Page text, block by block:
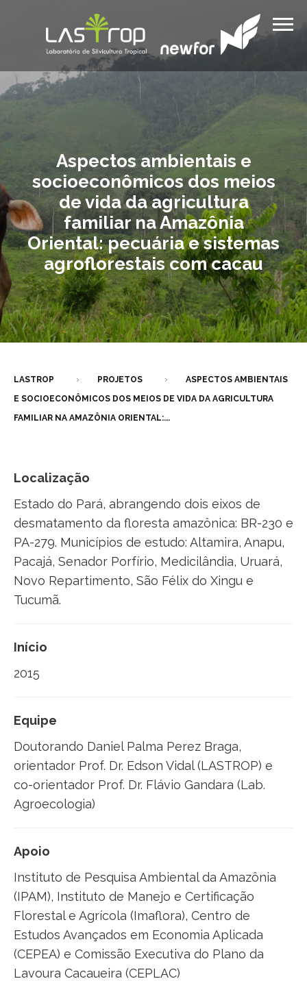
Aspectos ambientais e
socioeconômicos dos meios
de vida da agricultura
familiar na Amazônia
Oriental: pecuária e sistemas
agroflorestais com cacau
LASTROP PROJETOS
ASPECTOS AMBIENTAIS
E SOCIOECONÔMICOS DOS MEIOS DE VIDA DA AGRICULTURA
FAMILIAR NA AMAZÔNIA ORIENTAL:...
Localização
Estado do Pará, abrangendo dois eixos de
desmatamento da floresta amazônica: BR-230 e
PA-279. Municípios de estudo: Altamira, Anapu,
Pacajá, Senador Porfírio, Medicilândia, Uruará,
Novo Repartimento, São Félix do Xingu e
Tucumã.
Início
2015
Equipe
Doutorando Daniel Palma Perez Braga,
orientador Prof. Dr. Edson Vidal (LASTROP) e
co-orientador Prof. Dr. Flávio Gandara (Lab.
Agroecologia)
Apoio
Instituto de Pesquisa Ambiental da Amazônia
(IPAM), Instituto de Manejo e Certificação
Florestal e Agrícola (Imaflora), Centro de
Estudos Avançados em Economia Aplicada
(CEPEA) e Comissão Executiva do Plano da
Lavoura Cacaueira (CEPLAC)